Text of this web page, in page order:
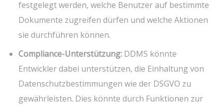
festgelegt werden, welche Benutzer auf bestimmte
Dokumente zugreifen dürfen und welche Aktionen
sie durchführen können.
Compliance-Unterstützung: DDMS könnte
Entwickler dabei unterstützen, die Einhaltung von
Datenschutzbestimmungen wie der DSGVO zu
gewährleisten. Dies könnte durch Funktionen zur